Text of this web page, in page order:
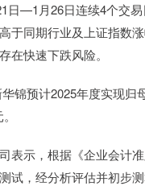
日—1月26日连续4个交
于同期行业及上证指数
在快速下跌风险。
锦预计2025年度实现
表示，根据《企业会计
试，经分析评估并初步